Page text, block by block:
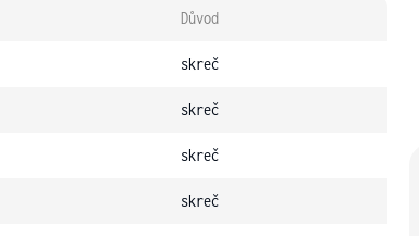
Důvod
skreč
skreč
skreč
skreč